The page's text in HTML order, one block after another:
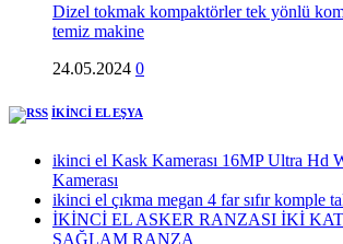
Dizel tokmak kompaktörler tek yönlü
temiz makine
24.05.2024 0
İKİNCİ EL EŞYA
ikinci el Kask Kamerası 16MP Ultra Hd
Kamerası
ikinci el çıkma megan 4 far sıfır komple
İKİNCİ EL ASKER RANZASI İKİ
SAĞLAM RANZA